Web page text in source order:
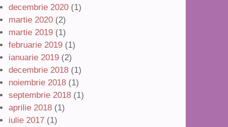
decembrie 2020 (1)
martie 2020 (2)
martie 2019 (1)
februarie 2019 (1)
ianuarie 2019 (2)
decembrie 2018 (1)
noiembrie 2018 (1)
septembrie 2018 (1)
aprilie 2018 (1)
iulie 2017 (1)